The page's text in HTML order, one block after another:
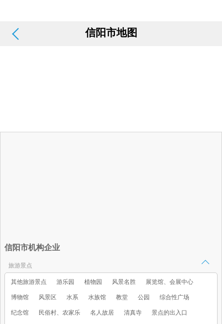
信阳市地图
信阳市机构企业
旅游景点
其他旅游景点 游乐园 植物园 风景名胜 展览馆、会展中心
博物馆 风景区 水系 水族馆 教堂 公园 综合性广场
纪念馆 民俗村、农家乐 名人故居 清真寺 景点的出入口